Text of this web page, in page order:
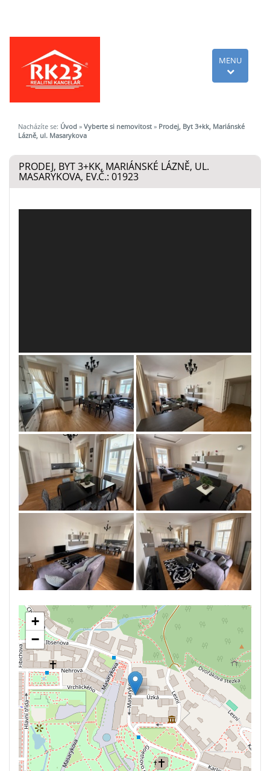
MENU
Nacházíte se: Úvod » Vyberte si nemovitost » Prodej, Byt 3+kk, Mariánské
Lázně, ul. Masarykova
PRODEJ, BYT 3+KK, MARIÁNSKÉ LÁZNĚ, UL.
MASARYKOVA, EV.Č.: 01923
+
−